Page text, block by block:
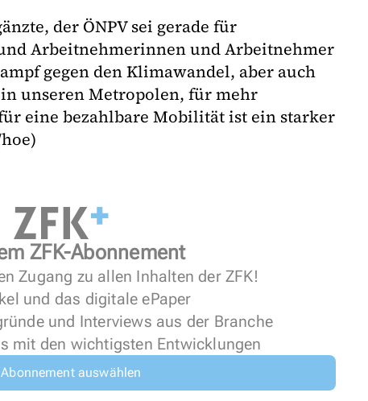
der ÖNPV sei gerade für
Arbeitnehmerinnen und Arbeitnehmer
gegen den Klimawandel, aber auch
unseren Metropolen, für mehr
eine bezahlbare Mobilität ist ein starker
ZFK-Abonnement
Zugang zu allen Inhalten der ZFK!
und das digitale ePaper
und Interviews aus der Branche
mit den wichtigsten Entwicklungen
auswählen